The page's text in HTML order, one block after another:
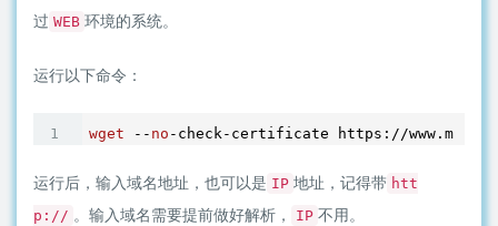
过 WEB 环境的系统。
运行以下命令：
wget -- no
运行后，输入域名地址，也可以是 IP 地址，记得带 htt
p:// 。输入域名需要提前做好解析， IP 不用。